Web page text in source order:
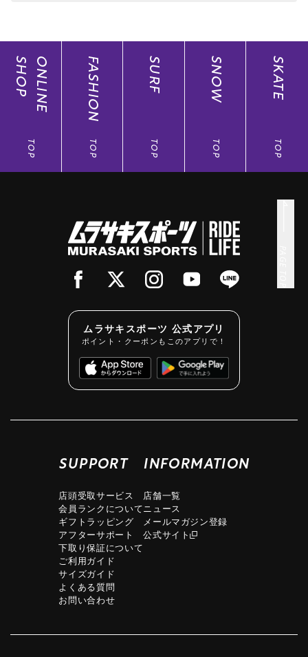
ONLINE
SHOP
TOP
FASHION
TOP
SURF
TOP
SNOW
TOP
SKATE
TOP
ムラサキスポーツ 公式アプリ
ポイント・クーポンもこのアプリで！
SUPPORT
店頭受取サービス
会員ランクについて
ギフトラッピング
アフターサポート
下取り保証について
ご利用ガイド
サイズガイド
よくある質問
お問い合わせ
INFORMATION
店舗一覧
ニュース
メールマガジン登録
公式サイト